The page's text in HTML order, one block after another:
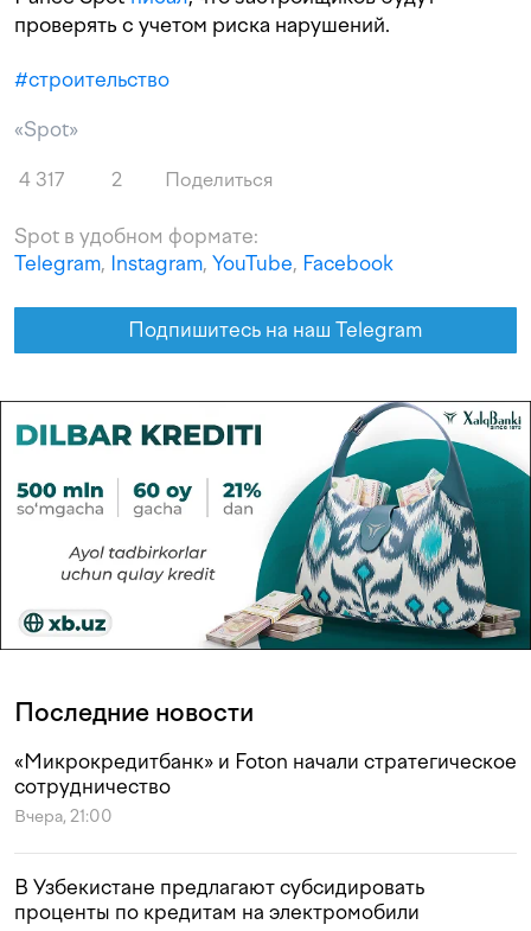
проверять с учетом риска нарушений.
#строительство
«Spot»
4 317 2 Поделиться
Spot в удобном формате:
Telegram, Instagram, YouTube, Facebook
Подпишитесь на наш Telegram
Последние новости
«Микрокредитбанк» и Foton начали стратегическое
сотрудничество
Вчера, 21:00
В Узбекистане предлагают субсидировать
проценты по кредитам на электромобили